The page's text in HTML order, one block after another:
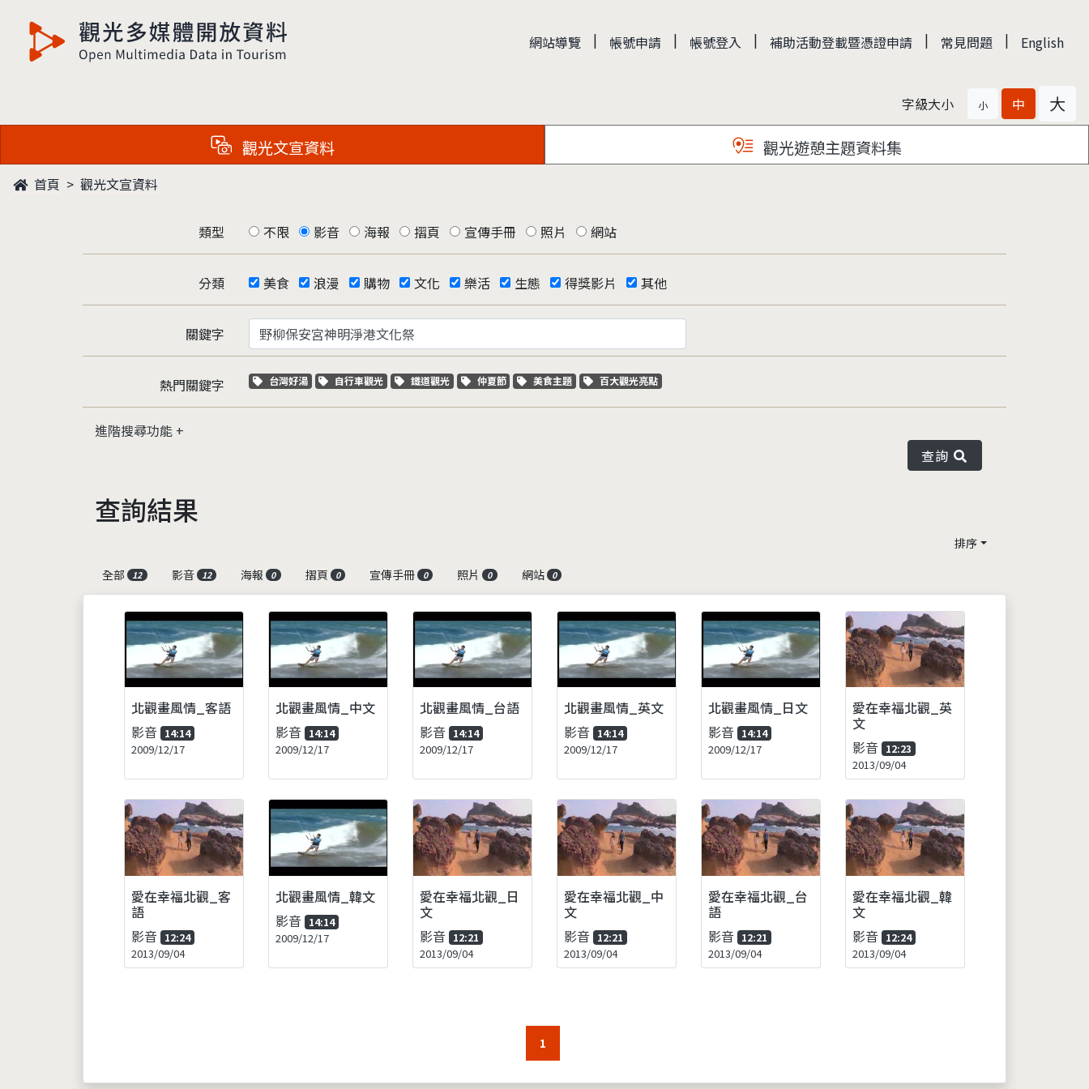
觀光多媒體開放資料 網站導覽 | 帳號申請 | 帳號登入 | 補助活動登載暨憑證申請 | 常見問題 | English
字級大小 小 中 大
觀光文宣資料 觀光遊憩主題資料集
首頁 觀光文宣資料
類型 不限 影音 海報 摺頁 宣傳手冊 照片 網站
分類 美食 浪漫 購物 文化 樂活 生態 得獎影片 其他
關鍵字
熱門關鍵字 關鍵字標籤
台灣好湯 關鍵字標籤
自行車觀光 關鍵字標籤
鐵道觀光 關鍵字標籤
仲夏節 關鍵字標籤
美食主題 關鍵字標籤
百大觀光亮點
進階搜尋功能
查詢
查詢結果
排序
全部
12 影音 12 海報 0 摺頁 0 宣傳手冊 0 照片 0 網站 0
北觀畫風情_客語
影音 14:14
2009/12/17
北觀畫風情_中文
影音 14:14
2009/12/17
北觀畫風情_台語
影音 14:14
2009/12/17
北觀畫風情_英文
影音 14:14
2009/12/17
北觀畫風情_日文
影音 14:14
2009/12/17
愛在幸福北觀_英
文
影音 12:23
2013/09/04
愛在幸福北觀_客
語
影音 12:24
2013/09/04
北觀畫風情_韓文
影音 14:14
2009/12/17
愛在幸福北觀_日
文
影音 12:21
2013/09/04
愛在幸福北觀_中
文
影音 12:21
2013/09/04
愛在幸福北觀_台
語
影音 12:21
2013/09/04
愛在幸福北觀_韓
文
影音 12:24
2013/09/04
1